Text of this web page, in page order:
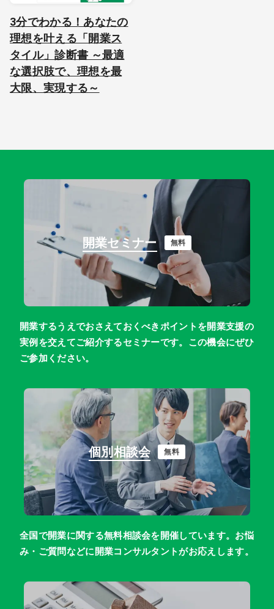
3分でわかる！あなたの
理想を叶える「開業ス
タイル」診断書 ～最適
な選択肢で、理想を最
大限、実現する～
開業セミナー 無料
開業するうえでおさえておくべきポイントを開業支援の
実例を交えてご紹介するセミナーです。この機会にぜひ
ご参加ください。
個別相談会 無料
全国で開業に関する無料相談会を開催しています。お悩
み・ご質問などに開業コンサルタントがお応えします。